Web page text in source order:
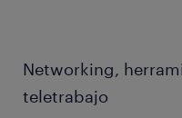
Networking,
teletrabajo